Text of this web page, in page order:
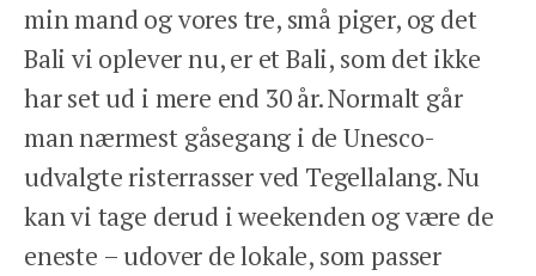
min mand og vores tre, små piger, og det
Bali vi oplever nu, er et Bali, som det ikke
har set ud i mere end 30 år. Normalt går
man nærmest gåsegang i de Unesco-
udvalgte risterrasser ved Tegellalang. Nu
kan vi tage derud i weekenden og være de
eneste – udover de lokale, som passer